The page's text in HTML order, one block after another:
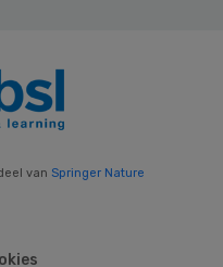
van Springer Nature